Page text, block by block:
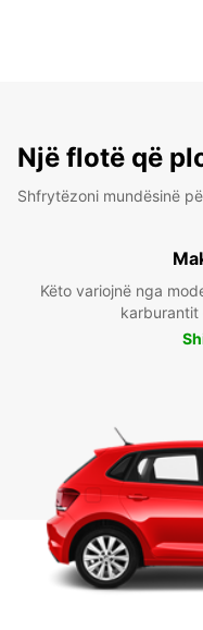
Një flotë që
Shfrytëzoni mundësinë
Këto variojnë nga
karburantit